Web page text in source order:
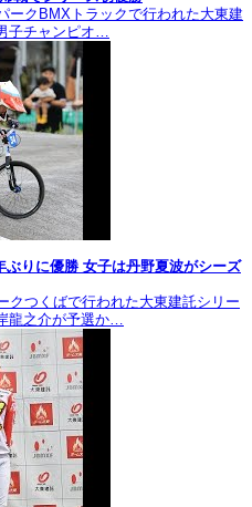
ークBMXトラックで行われた大東建
子チャンピオ…
りに優勝 女子は丹野夏波がシーズ
クつくばで行われた大東建託シリー
龍之介が予選か…